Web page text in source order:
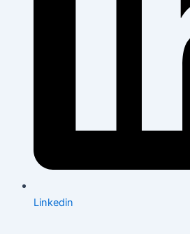
Linkedin